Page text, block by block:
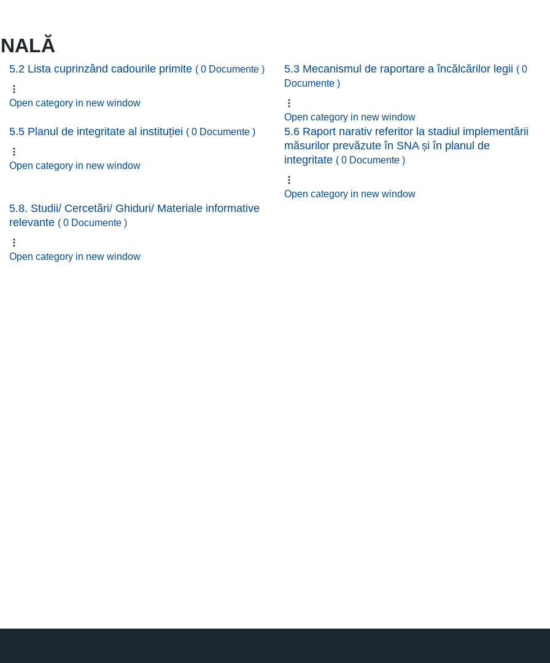
5.2 Lista cuprinzând cadourile primite ( 0 Documente )
Open category in new window
5.3 Mecanismul de raportare a încălcărilor legii ( 0
Documente )
Open category in new window
5.5 Planul de integritate al instituției ( 0 Documente )
Open category in new window
5.6 Raport narativ referitor la stadiul implementării
măsurilor prevăzute în SNA și în planul de
integritate ( 0 Documente )
Open category in new window
5.8. Studii/ Cercetări/ Ghiduri/ Materiale informative
relevante ( 0 Documente )
Open category in new window